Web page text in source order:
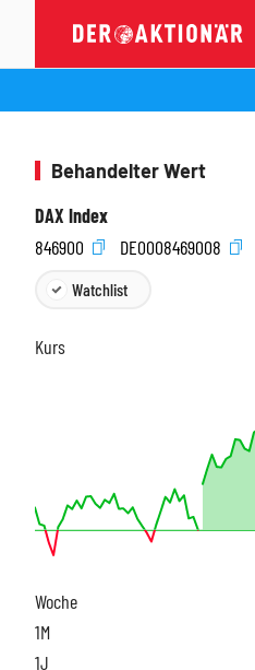
Behandelter Wert
DAX Index
846900
DE0008469008
Watchlist
Kurs
Woche
1M
1J